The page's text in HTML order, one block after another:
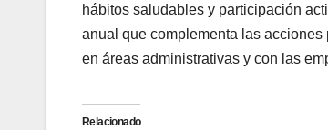
hábitos saludables y participación
anual que complementa las
en áreas administrativas y con las
Relacionado